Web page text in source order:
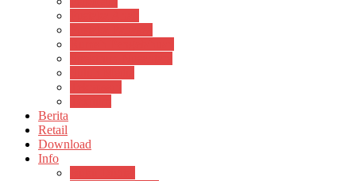
Berita
Retail
Download
Info